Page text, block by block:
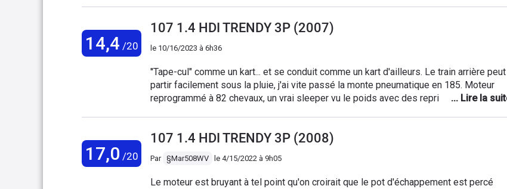
14,4 /20
107 1.4 HDI TRENDY 3P (2007)
le 10/16/2023 à 6h36
''Tape-cul" comme un kart... et se conduit comme un kart d'ailleurs. Le train arrière peut
partir facilement sous la pluie, j'ai vite passé la monte pneumatique en 185. Moteur
reprogrammé à 82 chevaux, un vrai sleeper vu le poids avec des reprises fulgurantes
Lumineuse, vive et plutôt jolie; Le choix du beige clair pour les tissus de siège est
17,0 /20
107 1.4 HDI TRENDY 3P (2008)
Par §Mar508WV le 4/15/2022 à 9h05
Le moteur est bruyant à tel point qu'on croirait que le pot d'échappement est percé